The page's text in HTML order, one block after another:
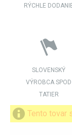
RÝCHLE
SLOVENSKÝ
VÝROBCA SPOD
TATIER
Tento tovar